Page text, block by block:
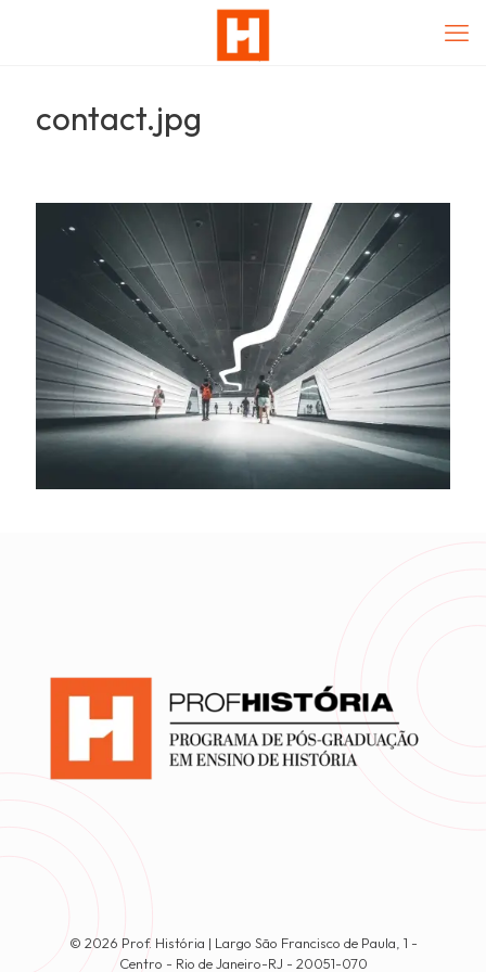
contact.jpg
© 2026 Prof. História | Largo São Francisco de Paula, 1 -
Centro - Rio de Janeiro-RJ - 20051-070